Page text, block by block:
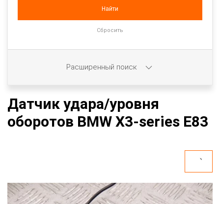
Датчик удара/уровня
оборотов BMW X3-series E83
Расширенный поиск